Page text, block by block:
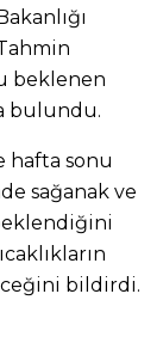
beklenen
bulundu.
hafta sonu
sağanak ve
bildirdi.